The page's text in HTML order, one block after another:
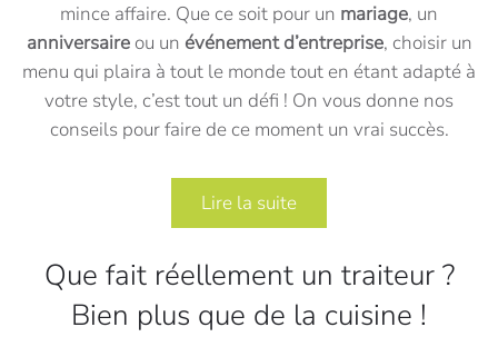
mince affaire. Que ce soit pour un mariage, un
anniversaire ou un événement d’entreprise, choisir un
menu qui plaira à tout le monde tout en étant adapté à
votre style, c’est tout un défi ! On vous donne nos
conseils pour faire de ce moment un vrai succès.
Lire la suite
Que fait réellement un traiteur ?
Bien plus que de la cuisine !